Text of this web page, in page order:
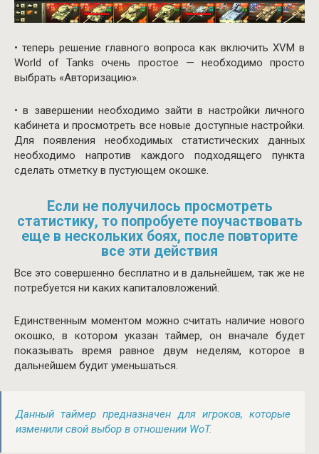
• теперь решение главного вопроса как включить XVM в
World of Tanks очень простое — необходимо просто
выбрать «Авторизацию».
• в завершении необходимо зайти в настройки личного
кабинета и просмотреть все новые доступные настройки.
Для появления необходимых статистических данных
необходимо напротив каждого подходящего пункта
сделать отметку в пустующем окошке.
Если не получилось просмотреть
статистику, то попробуете поучаствовать
еще в нескольких боях, после повторите
все эти действия
Все это совершенно бесплатно и в дальнейшем, так же не
потребуется ни каких капиталовложений.
Единственным моментом можно считать наличие нового
окошко, в котором указан таймер, он вначале будет
показывать время равное двум неделям, которое в
дальнейшем будит уменьшаться.
Данный таймер предназначен для игроков, которые
изменили свой выбор в отношении WoT.